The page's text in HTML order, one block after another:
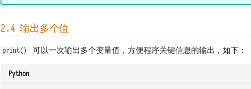
2.4 输出多个值
print() 可以一次输出多个变量值，方便程序关键信息的输出，如下：
Python